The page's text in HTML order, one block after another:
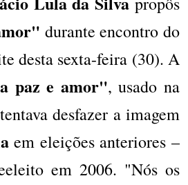
durante encontro do
desta sexta-feira (30). A
paz e amor", usado na
desfazer a imagem
em eleições anteriores –
em 2006. "Nós os